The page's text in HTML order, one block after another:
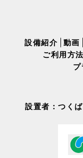
設備紹介 動画
ご利用方法
設置者：つく